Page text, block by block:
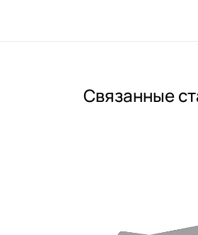
Связанные